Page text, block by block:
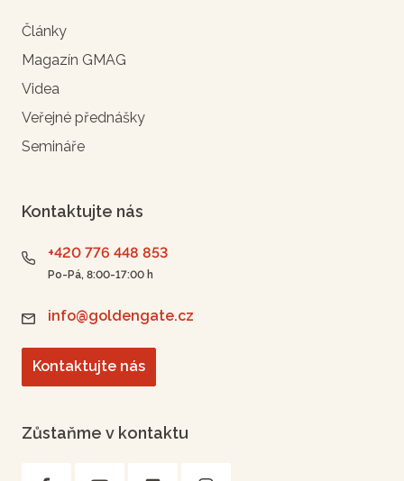
Články
Magazín GMAG
Videa
Veřejné přednášky
Semináře
Kontaktujte nás
+420 776 448 853
Po-Pá, 8:00-17:00 h
info@goldengate.cz
Kontaktujte nás
Zůstaňme v kontaktu